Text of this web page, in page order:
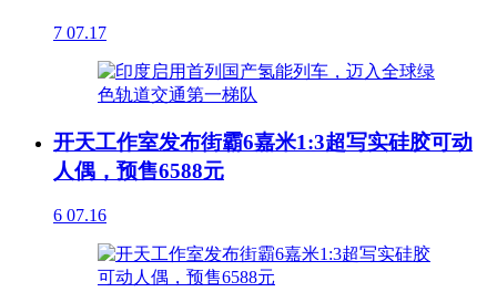
7 07.17
开天工作室发布街霸6嘉米1:3超写实硅胶可动
人偶，预售6588元
6 07.16